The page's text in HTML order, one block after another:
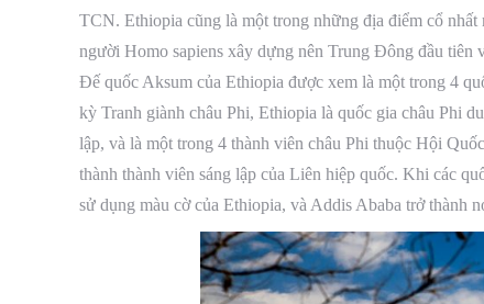
TCN. Ethiopia cũng là một trong những địa điểm cổ
người Homo sapiens xây dựng nên Trung Đông đầu
Đế quốc Aksum của Ethiopia được xem là một trong 4
kỳ Tranh giành châu Phi, Ethiopia là quốc gia châu Phi
lập, và là một trong 4 thành viên châu Phi thuộc Hội
thành thành viên sáng lập của Liên hiệp quốc. Khi các
sử dụng màu cờ của Ethiopia, và Addis Ababa trở thành